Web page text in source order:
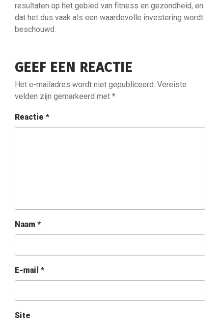
resultaten op het gebied van fitness en gezondheid, en
dat het dus vaak als een waardevolle investering wordt
beschouwd.
GEEF EEN REACTIE
Het e-mailadres wordt niet gepubliceerd. Vereiste
velden zijn gemarkeerd met *
Reactie *
Naam *
E-mail *
Site